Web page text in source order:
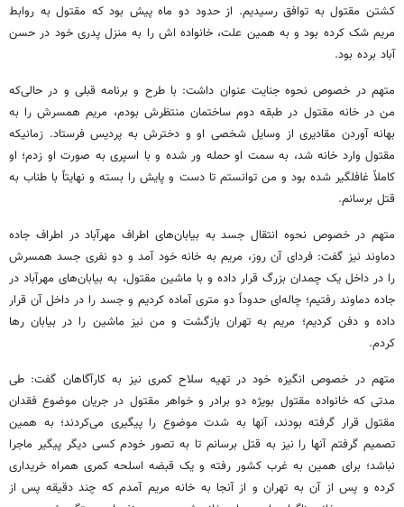
کشتن مقتول به توافق رسیدیم. از حدود دو ماه پیش بود که مقتول به روابط
مریم شک کرده بود و به همین علت، خانواده اش را به منزل پدری خود در حسن
آباد برده بود.
متهم در خصوص نحوه جنایت عنوان داشت: با طرح و برنامه قبلی و در حالی‌که
من در خانه مقتول در طبقه دوم ساختمان منتظرش بودم، مریم همسرش را به
بهانه آوردن مقادیری از وسایل شخصی او و دخترش به پردیس فرستاد. زمانیکه
مقتول وارد خانه شد، به سمت او حمله ور شده و با اسپری به صورت او زدم؛ او
کاملاً غافلگیر شده بود و من توانستم تا دست و پایش را بسته و نهایتاً با طناب به
قتل برسانم.
متهم در خصوص نحوه انتقال جسد به بیابان‌های اطراف مهرآباد در اطراف جاده
دماوند نیز گفت: فردای آن روز، مریم به خانه خود آمد و دو نفری جسد همسرش
را در داخل یک چمدان بزرگ قرار داده و با ماشین مقتول، به بیابان‌های مهرآباد در
جاده دماوند رفتیم؛ چاله‌ای حدوداً دو متری آماده کردیم و جسد را در داخل آن قرار
داده و دفن کردیم؛ مریم به تهران بازگشت و من نیز ماشین را در بیابان رها
کردم.
متهم در خصوص انگیزه خود در تهیه سلاح کمری نیز به کارآگاهان گفت: طی
مدتی که خانواده مقتول بویژه دو برادر و خواهر مقتول در جریان موضوع فقدان
مقتول قرار گرفته بودند، آنها به شدت موضوع را پیگیری می‌کردند؛ به همین
تصمیم گرفتم آنها را نیز به قتل برسانم تا به تصور خودم کسی دیگر پیگیر ماجرا
نباشد؛ برای همین به غرب کشور رفته و یک قبضه اسلحه کمری همراه خریداری
کرده و پس از آن به تهران و از آنجا به خانه مریم آمدم که چند دقیقه پس از